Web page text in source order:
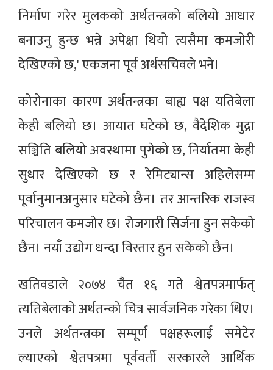
निर्माण गरेर मुलकको अर्थतन्त्रको बलियो आधार
बनाउनु हुन्छ भन्ने अपेक्षा थियो त्यसैमा कमजोरी
देखिएको छ,' एकजना पूर्व अर्थसचिवले भने।
कोरोनाका कारण अर्थतन्त्रका बाह्य पक्ष यतिबेला
केही बलियो छ। आयात घटेको छ, वैदेशिक मुद्रा
सञ्चिति बलियो अवस्थामा पुगेको छ, निर्यातमा केही
सुधार देखिएको छ र रेमिट्यान्स अहिलेसम्म
पूर्वानुमानअनुसार घटेको छैन। तर आन्तरिक राजस्व
परिचालन कमजोर छ। रोजगारी सिर्जना हुन सकेको
छैन। नयाँ उद्योग धन्दा विस्तार हुन सकेको छैन।
खतिवडाले २०७४ चैत १६ गते श्वेतपत्रमार्फत्
त्यतिबेलाको अर्थतन्को चित्र सार्वजनिक गरेका थिए।
उनले अर्थतन्त्रका सम्पूर्ण पक्षहरूलाई समेटेर
ल्याएको श्वेतपत्रमा पूर्ववर्ती सरकारले आर्थिक